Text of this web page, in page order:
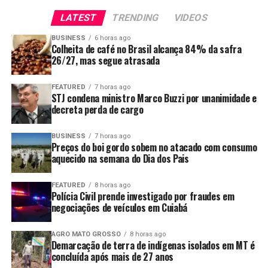
“O espectro LIBS de uma amostra de solo exibe
centenas de linhas de emissão correspondentes a
elementos comuns do solo, como carbono, silício,
alumínio, magnésio, ferro e cálcio. Essas características
espectrais, que são influenciadas tanto pela composição
elementar quanto pelas propriedades estruturais,
desempenham um papel crucial na estimativa da
densidade do solo”, detalha Villas-Boas.
Villas-Boas acrescenta que variações na estrutura e na
composição do solo se refletem nos espectros de LIBS,
os quais, quando associados a modelos de aprendizado
de máquina, permitem estimar a densidade aparente do
solo.
alcançaria multas decorrentes de decisões judiciais já
proferidas.
Argumenta também que a proposta implicaria renúncia
de receita sem a estimativa de impacto orçamentário e
financeiro exigida pela legislação.
O presidente da República vetou também um artigo que
convertia em advertência multas aplicadas por
descumprimento da política de pisos mínimos do frete.
O governo argumenta que a medida representa anistia
de penalidades administrativas e renúncia de receita
sem estimativa de impacto financeiro.
Os vetos serão analisados pelo Congresso Nacional, que
poderá mantê-los ou derrubá-los. Até lá, permanecem
em vigor os trechos sancionados da lei, incluindo as
LATEST TRENDING VIDEOS
BUSINESS 6 horas ago
Colheita de café no Brasil alcança 84% da safra
26/27, mas segue atrasada
FEATURED 7 horas ago
STJ condena ministro Marco Buzzi por unanimidade e
decreta perda de cargo
BUSINESS 7 horas ago
Preços do boi gordo sobem no atacado com consumo
aquecido na semana do Dia dos Pais
FEATURED 8 horas ago
Polícia Civil prende investigado por fraudes em
negociações de veículos em Cuiabá
AGRO MATO GROSSO 8 horas ago
Demarcação de terra de indígenas isolados em MT é
concluída após mais de 27 anos